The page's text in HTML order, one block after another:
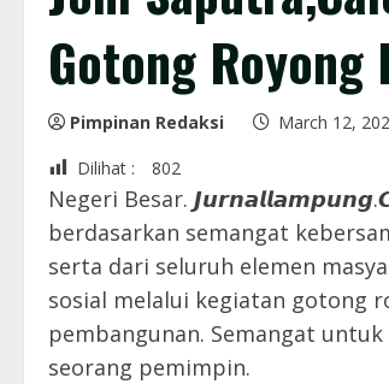
Gotong Royong
Pimpinan Redaksi
March 12,
Dilihat :
802
Negeri Besar.
berdasarkan semangat
serta dari seluruh elemen
sosial melalui kegiatan gotong
pembangunan. Semangat
seorang pemimpin.